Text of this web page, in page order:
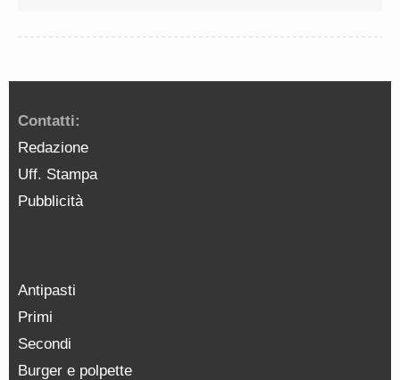
Contatti:
Redazione
Uff. Stampa
Pubblicità
Antipasti
Primi
Secondi
Burger e polpette